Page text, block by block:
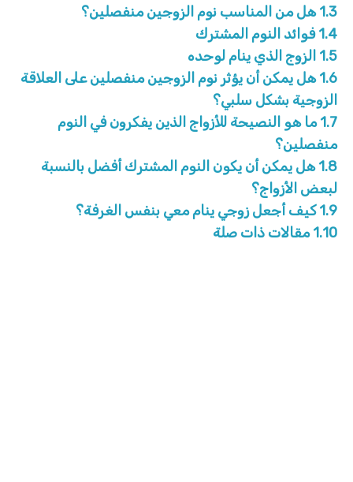
1.3 هل من المناسب نوم الزوجين منفصلين؟
1.4 فوائد النوم المشترك
1.5 الزوج الذي ينام لوحده
1.6 هل يمكن أن يؤثر نوم الزوجين منفصلين على العلاقة
الزوجية بشكل سلبي؟
1.7 ما هو النصيحة للأزواج الذين يفكرون في النوم
منفصلين؟
1.8 هل يمكن أن يكون النوم المشترك أفضل بالنسبة
لبعض الأزواج؟
1.9 كيف أجعل زوجي ينام معي بنفس الغرفة؟
1.10 مقالات ذات صلة